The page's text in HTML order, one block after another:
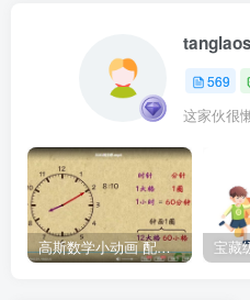
569
这家伙很
高斯数学小动画 配套小学1-6年级数学 课堂知识点动画教学视频MP4 百度网盘下载